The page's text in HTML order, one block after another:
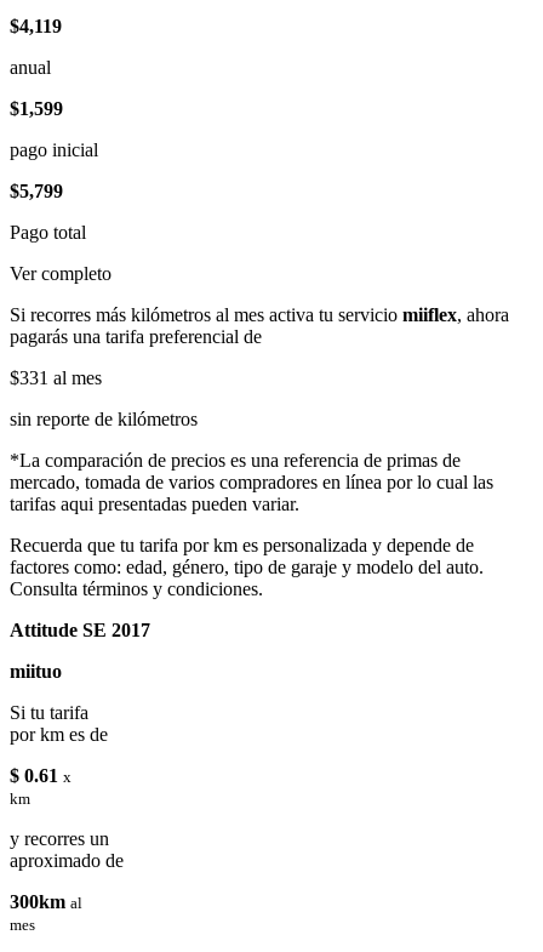
$4,119
anual
$1,599
pago inicial
$5,799
Pago total
Ver completo
Si recorres más kilómetros al mes activa tu servicio miiflex, ahora
pagarás una tarifa preferencial de
$331 al mes
sin reporte de kilómetros
*La comparación de precios es una referencia de primas de
mercado, tomada de varios compradores en línea por lo cual las
tarifas aqui presentadas pueden variar.
Recuerda que tu tarifa por km es personalizada y depende de
factores como: edad, género, tipo de garaje y modelo del auto.
Consulta términos y condiciones.
Attitude SE 2017
miituo
Si tu tarifa
por km es de
$ 0.61 x
km
y recorres un
aproximado de
300km al
mes